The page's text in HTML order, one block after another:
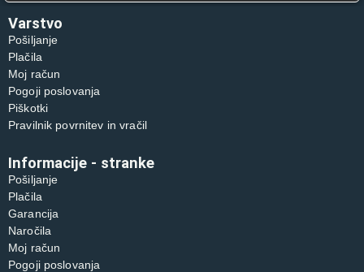
Varstvo
Pošiljanje
Plačila
Moj račun
Pogoji poslovanja
Piškotki
Pravilnik povrnitev in vračil
Informacije - stranke
Pošiljanje
Plačila
Garancija
Naročila
Moj račun
Pogoji poslovanja